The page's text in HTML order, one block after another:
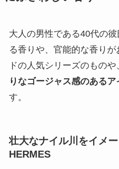
壮大なナイル川をイメ